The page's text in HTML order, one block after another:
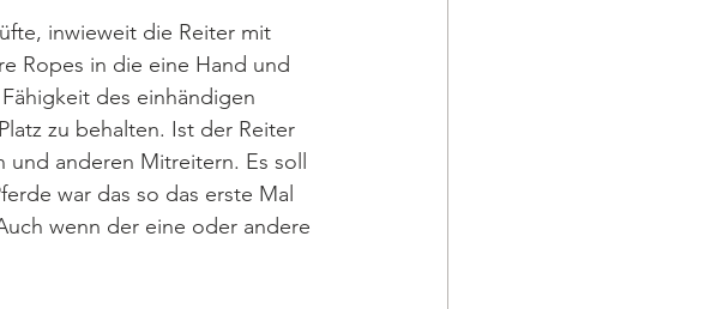
inwieweit die Reiter mit
Ropes in die eine Hand und
des einhändigen
zu behalten. Ist der Reiter
anderen Mitreitern. Es soll
war das so das erste Mal
wenn der eine oder andere